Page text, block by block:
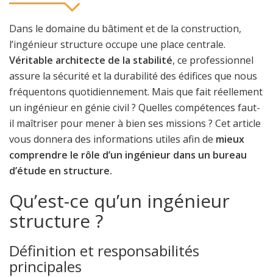
Dans le domaine du bâtiment et de la construction,
l’ingénieur structure occupe une place centrale.
Véritable architecte de la stabilité, ce professionnel
assure la sécurité et la durabilité des édifices que nous
fréquentons quotidiennement. Mais que fait réellement
un ingénieur en génie civil ? Quelles compétences faut-
il maîtriser pour mener à bien ses missions ? Cet article
vous donnera des informations utiles afin de mieux
comprendre le rôle d’un ingénieur dans un bureau
d’étude en structure.
Qu’est-ce qu’un ingénieur
structure ?
Définition et responsabilités
principales